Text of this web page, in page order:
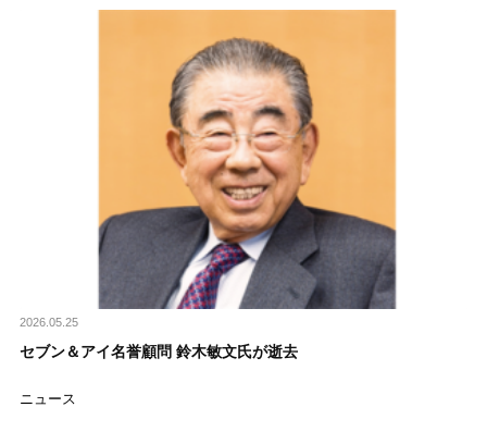
2026.05.25
セブン＆アイ名誉顧問 鈴木敏文氏が逝去
ニュース